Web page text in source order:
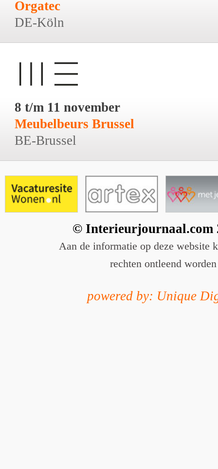
Orgatec
DE-Köln
8 t/m 11 november
Meubelbeurs Brussel
BE-Brussel
© Interieurjournaal.com
Aan de informatie op deze website
rechten ontleend worden
powered by: Unique